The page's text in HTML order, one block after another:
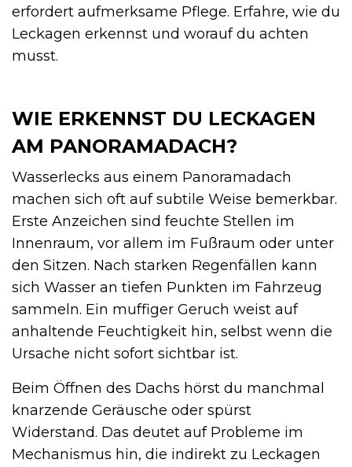
erfordert aufmerksame Pflege. Erfahre, wie du
Leckagen erkennst und worauf du achten
musst.
WIE ERKENNST DU LECKAGEN
AM PANORAMADACH?
Wasserlecks aus einem Panoramadach
machen sich oft auf subtile Weise bemerkbar.
Erste Anzeichen sind feuchte Stellen im
Innenraum, vor allem im Fußraum oder unter
den Sitzen. Nach starken Regenfällen kann
sich Wasser an tiefen Punkten im Fahrzeug
sammeln. Ein muffiger Geruch weist auf
anhaltende Feuchtigkeit hin, selbst wenn die
Ursache nicht sofort sichtbar ist.
Beim Öffnen des Dachs hörst du manchmal
knarzende Geräusche oder spürst
Widerstand. Das deutet auf Probleme im
Mechanismus hin, die indirekt zu Leckagen